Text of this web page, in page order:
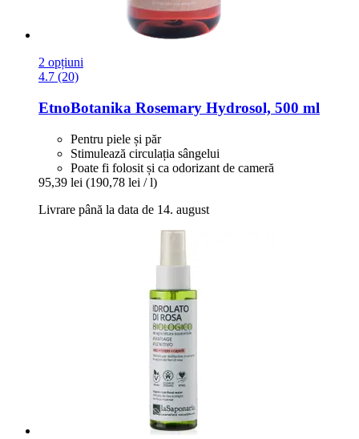
2 opțiuni
4.7 (20)
EtnoBotanika Rosemary Hydrosol, 500 ml
Pentru piele și păr
Stimulează circulația sângelui
Poate fi folosit și ca odorizant de cameră
95,39 lei (190,78 lei / l)
Livrare până la data de 14. august